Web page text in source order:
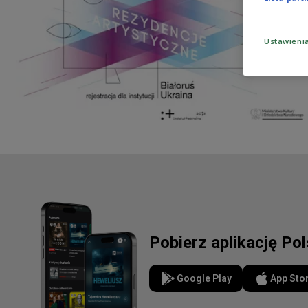
Pobierz aplikację
Google Play App